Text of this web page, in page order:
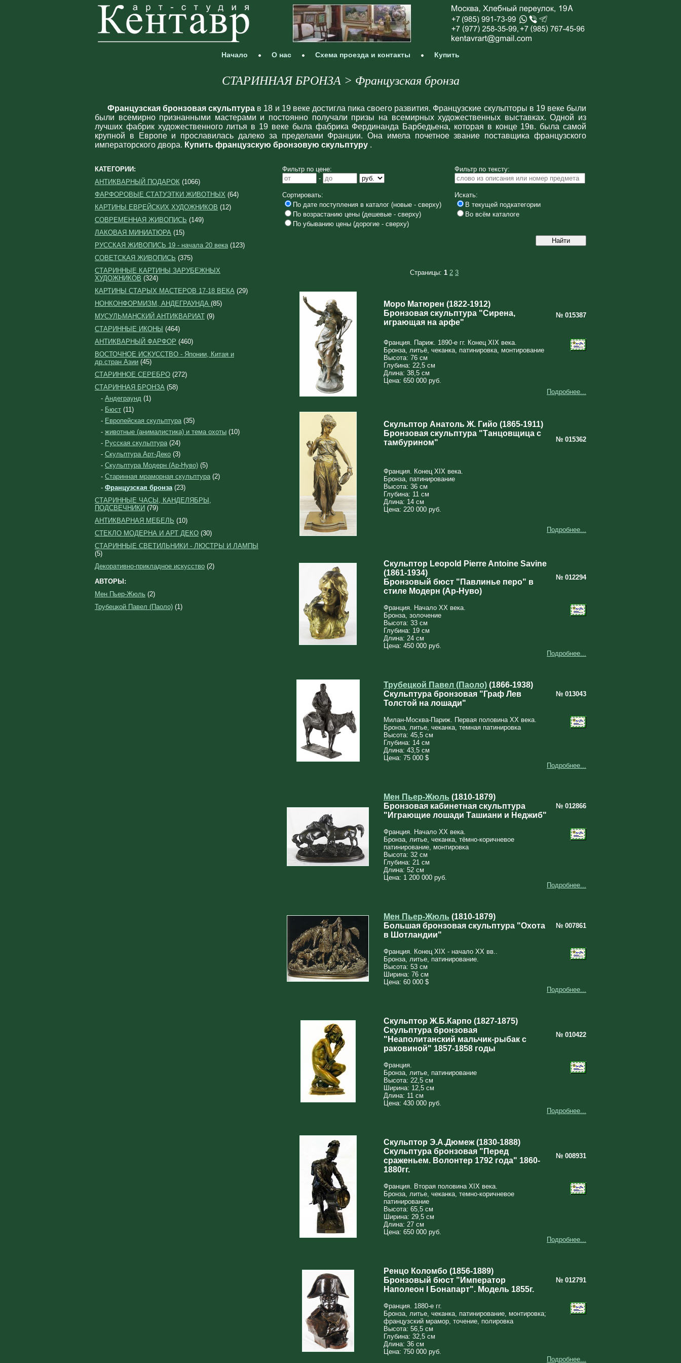
Начало О нас Схема проезда и контакты Купить
СТАРИННАЯ БРОНЗА > Французская бронза
Французская бронзовая скульптура в 18 и 19 веке достигла пика своего развития. Французские скульпторы в 19 веке были
были всемирно признанными мастерами и постоянно получали призы на всемирных художественных выставках. Одной из
лучших фабрик художественного литья в 19 веке была фабрика Фердинанда Барбедьена, которая в конце 19в. была самой
крупной в Европе и прославилась далеко за пределами Франции. Она имела почетное звание поставщика французского
императорского двора. Купить французскую бронзовую скульптуру .
КАТЕГОРИИ:
АНТИКВАРНЫЙ ПОДАРОК (1066)
ФАРФОРОВЫЕ СТАТУЭТКИ ЖИВОТНЫХ (64)
КАРТИНЫ ЕВРЕЙСКИХ ХУДОЖНИКОВ (12)
СОВРЕМЕННАЯ ЖИВОПИСЬ (149)
ЛАКОВАЯ МИНИАТЮРА (15)
РУССКАЯ ЖИВОПИСЬ 19 - начала 20 века(123)
СОВЕТСКАЯ ЖИВОПИСЬ (375)
СТАРИННЫЕ КАРТИНЫ ЗАРУБЕЖНЫХ
ХУДОЖНИКОВ (324)
КАРТИНЫ СТАРЫХ МАСТЕРОВ 17-18 ВЕКА (29)
НОНКОНФОРМИЗМ, АНДЕГРАУНДА (85)
МУСУЛЬМАНСКИЙ АНТИКВАРИАТ (9)
СТАРИННЫЕ ИКОНЫ (464)
АНТИКВАРНЫЙ ФАРФОР (460)
ВОСТОЧНОЕ ИСКУССТВО - Японии, Китая и
др.стран Азии (45)
СТАРИННОЕ СЕРЕБРО (272)
СТАРИННАЯ БРОНЗА (58)
- Андеграунд (1)
- Бюст (11)
- Европейская скульптура(35)
- животные (анималистика) и тема охоты (10)
- Русская скульптура(24)
- Скульптура Арт-Деко (3)
- Скульптура Модерн (Ар-Нуво) (5)
- Старинная мраморная скульптура(2)
- Французская бронза(23)
СТАРИННЫЕ ЧАСЫ, КАНДЕЛЯБРЫ,
ПОДСВЕЧНИКИ (79)
АНТИКВАРНАЯ МЕБЕЛЬ (10)
СТЕКЛО МОДЕРНА И АРТ ДЕКО (30)
СТАРИННЫЕ СВЕТИЛЬНИКИ - ЛЮСТРЫ И ЛАМПЫ
(5)
Декоративно-прикладное искусство (2)
АВТОРЫ:
Мен Пьер-Жюль (2)
Трубецкой Павел (Паоло) (1)
Фильтр по цене:
-
Фильтр по тексту:
Сортировать:
По дате поступления в каталог (новые - сверху)
По возрастанию цены (дешевые - сверху)
По убыванию цены (дорогие - сверху)
Искать:
В текущей подкатегории
Во всём каталоге
Страницы: 1 2 3
Моро Матюрен (1822-1912)
Бронзовая скульптура "Сирена,
играющая на арфе"
№ 015387
Франция. Париж. 1890-е гг. Конец XIX века.
Бронза, литьё, чеканка, патинировка, монтирование
Высота: 76 см
Глубина: 22,5 см
Длина: 38,5 см
Цена: 650 000 руб.
Подробнее...
Скульптор Анатоль Ж. Гийо (1865-1911)
Бронзовая скульптура "Танцовщица с
тамбурином"
№ 015362
Франция. Конец XIX века.
Бронза, патинирование
Высота: 36 см
Глубина: 11 см
Длина: 14 см
Цена: 220 000 руб.
Подробнее...
Скульптор Leopold Pierre Antoine Savine
(1861-1934)
Бронзовый бюст "Павлинье перо" в
стиле Модерн (Ар-Нуво)
№ 012294
Франция. Начало XX века.
Бронза, золочение
Высота: 33 см
Глубина: 19 см
Длина: 24 см
Цена: 450 000 руб.
Подробнее...
Трубецкой Павел (Паоло) (1866‑1938)
Скульптура бронзовая "Граф Лев
Толстой на лошади"
№ 013043
Милан-Москва-Париж. Первая половина ХХ века.
Бронза, литье, чеканка, темная патинировка
Высота: 45,5 см
Глубина: 14 см
Длина: 43,5 см
Цена: 75 000 $
Подробнее...
Мен Пьер-Жюль (1810‑1879)
Бронзовая кабинетная скульптура
"Играющие лошади Ташиани и Неджиб"
№ 012866
Франция. Начало XX века.
Бронза, литье, чеканка, тёмно-коричневое
патинирование, монтировка
Высота: 32 см
Глубина: 21 см
Длина: 52 см
Цена: 1 200 000 руб.
Подробнее...
Мен Пьер-Жюль (1810‑1879)
Большая бронзовая скульптура "Охота
в Шотландии"
№ 007861
Франция. Конец XIX - начало XX вв..
Бронза, литье, патинирование.
Высота: 53 см
Ширина: 76 см
Цена: 60 000 $
Подробнее...
Скульптор Ж.Б.Карпо (1827-1875)
Скульптура бронзовая
"Неаполитанский мальчик-рыбак с
раковиной" 1857-1858 годы
№ 010422
Франция.
Бронза, литье, патинирование
Высота: 22,5 см
Ширина: 12,5 см
Длина: 11 см
Цена: 430 000 руб.
Подробнее...
Скульптор Э.А.Дюмеж (1830-1888)
Скульптура бронзовая "Перед
сраженьем. Волонтер 1792 года" 1860-
1880гг.
№ 008931
Франция. Вторая половина XIX века.
Бронза, литье, чеканка, темно-коричневое
патинирование
Высота: 65,5 см
Ширина: 29,5 см
Длина: 27 см
Цена: 650 000 руб.
Подробнее...
Ренцо Коломбо (1856-1889)
Бронзовый бюст "Император
Наполеон I Бонапарт". Модель 1855г.
№ 012791
Франция. 1880-е гг.
Бронза, литье, чеканка, патинирование, монтировка;
французский мрамор, точение, полировка
Высота: 56,5 см
Глубина: 32,5 см
Длина: 36 см
Цена: 750 000 руб.
Подробнее...